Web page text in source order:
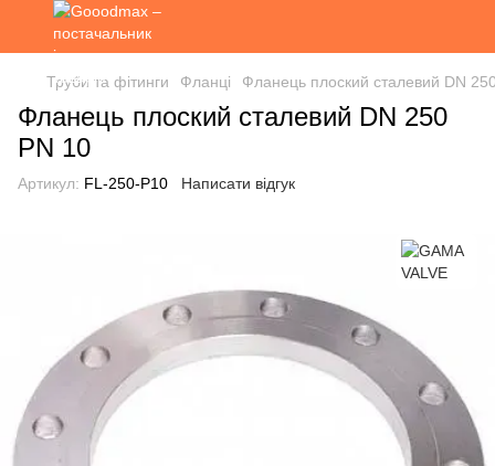
Труби та фітинги Фланці Фланець плоский сталевий DN
Фланець плоский сталевий DN 250
PN 10
Артикул: FL-250-P10 Написати відгук